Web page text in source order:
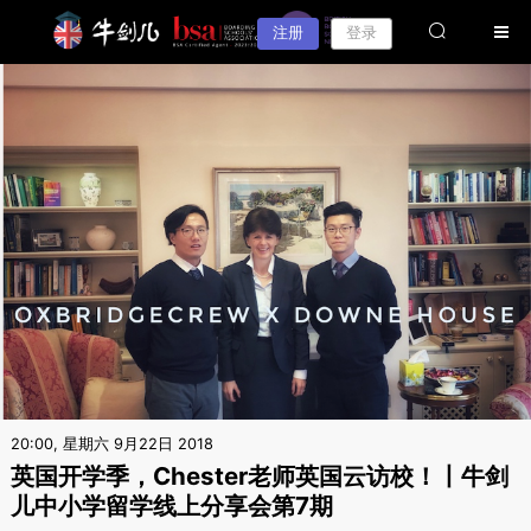
注册 登录
20:00, 星期六 9月22日 2018
英国开学季，Chester老师英国云访校！丨牛剑
儿中小学留学线上分享会第7期